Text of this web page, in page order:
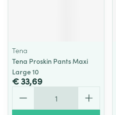
Tena
Tena Proskin Pants Maxi
Large 10
€ 33,69